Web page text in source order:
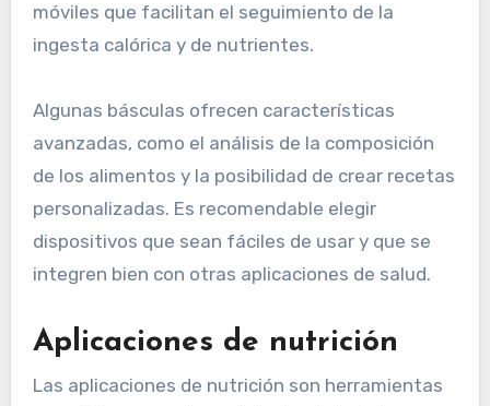
móviles que facilitan el seguimiento de la
ingesta calórica y de nutrientes.
Algunas básculas ofrecen características
avanzadas, como el análisis de la composición
de los alimentos y la posibilidad de crear recetas
personalizadas. Es recomendable elegir
dispositivos que sean fáciles de usar y que se
integren bien con otras aplicaciones de salud.
Aplicaciones de nutrición
Las aplicaciones de nutrición son herramientas